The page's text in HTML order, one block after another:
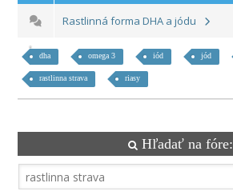
Rastlinná forma DHA a jódu
dha omega 3 iód jód
rastlinna strava riasy
Hľadať na fóre: